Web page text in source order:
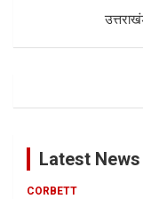
Latest News
CORBETT